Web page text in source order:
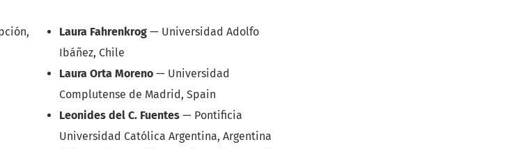
Laura Fahrenkrog — Universidad Adolfo
Ibáñez, Chile
Laura Orta Moreno — Universidad
Complutense de Madrid, Spain
Leonides del C. Fuentes — Pontificia
Universidad Católica Argentina, Argentina